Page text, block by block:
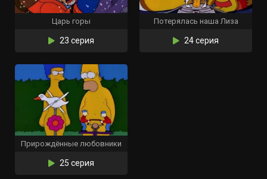
Царь горы
23 серия
Потерялась наша Лиза
24 серия
Прирождённые любовники
25 серия